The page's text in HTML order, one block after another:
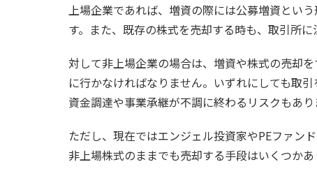
上場企業であれば、増資の際には公募増資とい
す。また、既存の株式を売却する時も、取引所に
対して非上場企業の場合は、増資や株式の売却
に行かなければなりません。いずれにしても取
資金調達や事業承継が不調に終わるリスクもあり
ただし、現在ではエンジェル投資家やPEファン
非上場株式のままでも売却する手段はいくつかあ